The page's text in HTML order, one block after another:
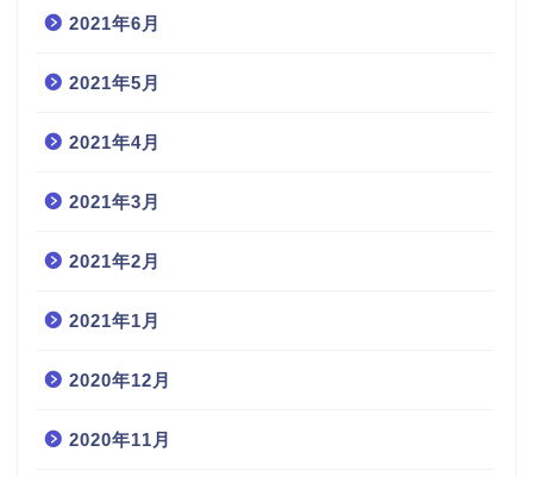
2021年6月
2021年5月
2021年4月
2021年3月
2021年2月
2021年1月
2020年12月
2020年11月